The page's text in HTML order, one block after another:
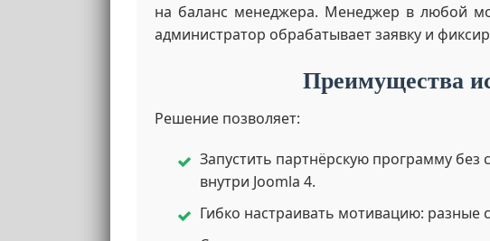
на баланс менеджера. Менеджер в любой
администратор обрабатывает заявку и
Преимущества
Решение позволяет:
Запустить партнёрскую программу без
внутри Joomla 4.
Гибко настраивать мотивацию: разные